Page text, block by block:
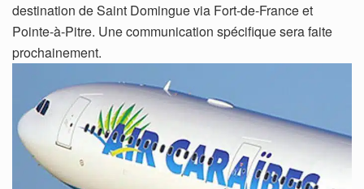
destination de Saint Domingue via Fort-de-France et
Pointe-à-Pitre. Une communication spécifique sera faite
prochainement.